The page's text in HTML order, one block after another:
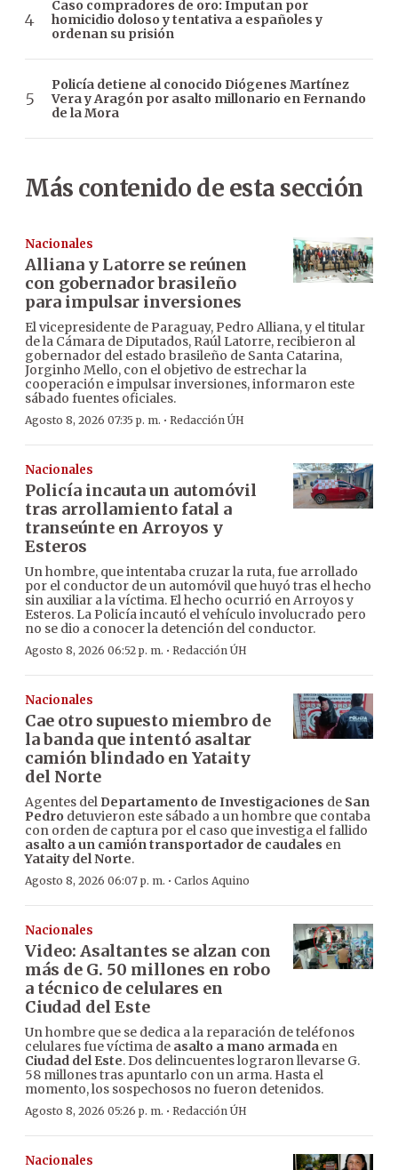
Caso compradores de oro: Imputan por
homicidio doloso y tentativa a españoles y
ordenan su prisión
Policía detiene al conocido Diógenes Martínez
Vera y Aragón por asalto millonario en Fernando
de la Mora
Más contenido de esta sección
Nacionales
Alliana y Latorre se reúnen
con gobernador brasileño
para impulsar inversiones
El vicepresidente de Paraguay, Pedro Alliana, y el titular
de la Cámara de Diputados, Raúl Latorre, recibieron al
gobernador del estado brasileño de Santa Catarina,
Jorginho Mello, con el objetivo de estrechar la
cooperación e impulsar inversiones, informaron este
sábado fuentes oficiales.
Agosto 8, 2026 07:35 p. m. · Redacción ÚH
Nacionales
Policía incauta un automóvil
tras arrollamiento fatal a
transeúnte en Arroyos y
Esteros
Un hombre, que intentaba cruzar la ruta, fue arrollado
por el conductor de un automóvil que huyó tras el hecho
sin auxiliar a la víctima. El hecho ocurrió en Arroyos y
Esteros. La Policía incautó el vehículo involucrado pero
no se dio a conocer la detención del conductor.
Agosto 8, 2026 06:52 p. m. · Redacción ÚH
Nacionales
Cae otro supuesto miembro de
la banda que intentó asaltar
camión blindado en Yataity
del Norte
Agentes del Departamento de Investigaciones de San
Pedro detuvieron este sábado a un hombre que contaba
con orden de captura por el caso que investiga el fallido
asalto a un camión transportador de caudales en
Yataity del Norte.
Agosto 8, 2026 06:07 p. m. · Carlos Aquino
Nacionales
Video: Asaltantes se alzan con
más de G. 50 millones en robo
a técnico de celulares en
Ciudad del Este
Un hombre que se dedica a la reparación de teléfonos
celulares fue víctima de asalto a mano armada en
Ciudad del Este. Dos delincuentes lograron llevarse G.
58 millones tras apuntarlo con un arma. Hasta el
momento, los sospechosos no fueron detenidos.
Agosto 8, 2026 05:26 p. m. · Redacción ÚH
Nacionales